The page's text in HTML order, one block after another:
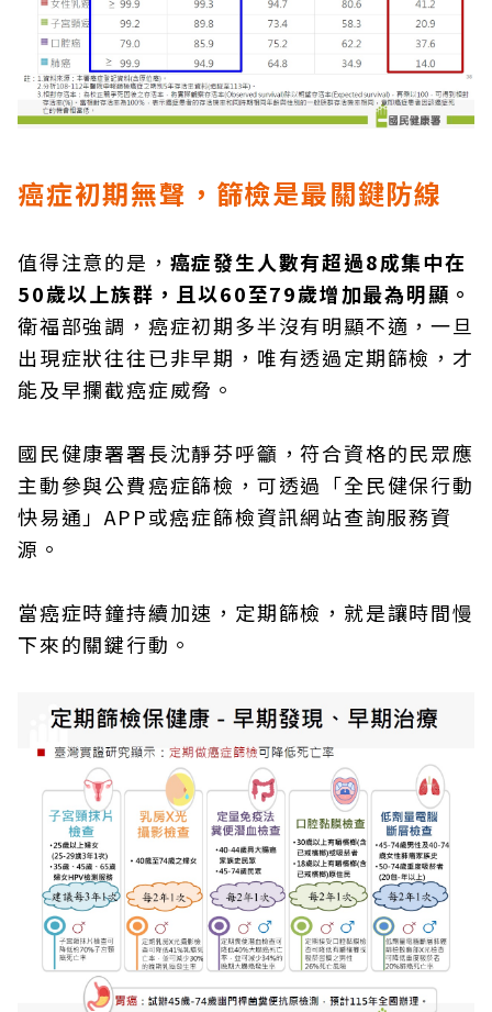
癌症初期無聲，篩檢是最關鍵防線
值得注意的是， 癌症發生人數有超過8成集中在
50歲以上族群，且以60至79歲增加最為明顯。
衛福部強調，癌症初期多半沒有明顯不適，一旦
出現症狀往往已非早期，唯有透過定期篩檢，才
能及早攔截癌症威脅。
國民健康署署長沈靜芬呼籲，符合資格的民眾應
主動參與公費癌症篩檢，可透過「全民健保行動
快易通」APP或癌症篩檢資訊網站查詢服務資
源。
當癌症時鐘持續加速，定期篩檢，就是讓時間慢
下來的關鍵行動。